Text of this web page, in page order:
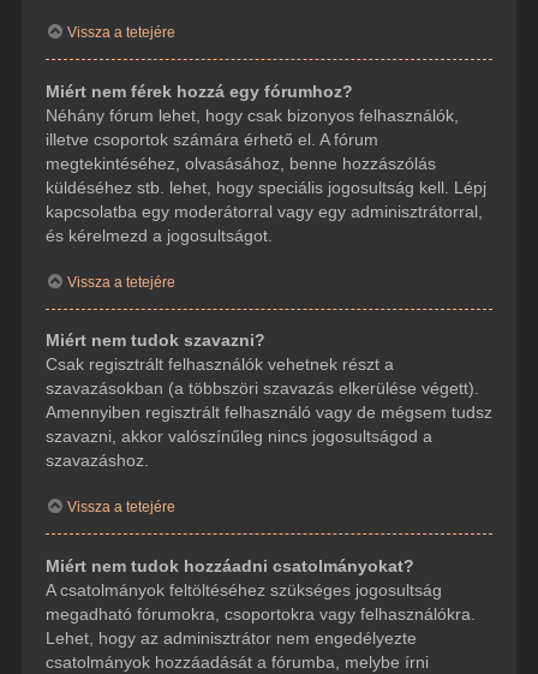
Vissza a tetejére
Miért nem férek hozzá egy fórumhoz?
Néhány fórum lehet, hogy csak bizonyos felhasználók,
illetve csoportok számára érhető el. A fórum
megtekintéséhez, olvasásához, benne hozzászólás
küldéséhez stb. lehet, hogy speciális jogosultság kell. Lépj
kapcsolatba egy moderátorral vagy egy adminisztrátorral,
és kérelmezd a jogosultságot.
Vissza a tetejére
Miért nem tudok szavazni?
Csak regisztrált felhasználók vehetnek részt a
szavazásokban (a többszöri szavazás elkerülése végett).
Amennyiben regisztrált felhasználó vagy de mégsem tudsz
szavazni, akkor valószínűleg nincs jogosultságod a
szavazáshoz.
Vissza a tetejére
Miért nem tudok hozzáadni csatolmányokat?
A csatolmányok feltöltéséhez szükséges jogosultság
megadható fórumokra, csoportokra vagy felhasználókra.
Lehet, hogy az adminisztrátor nem engedélyezte
csatolmányok hozzáadását a fórumba, melybe írni